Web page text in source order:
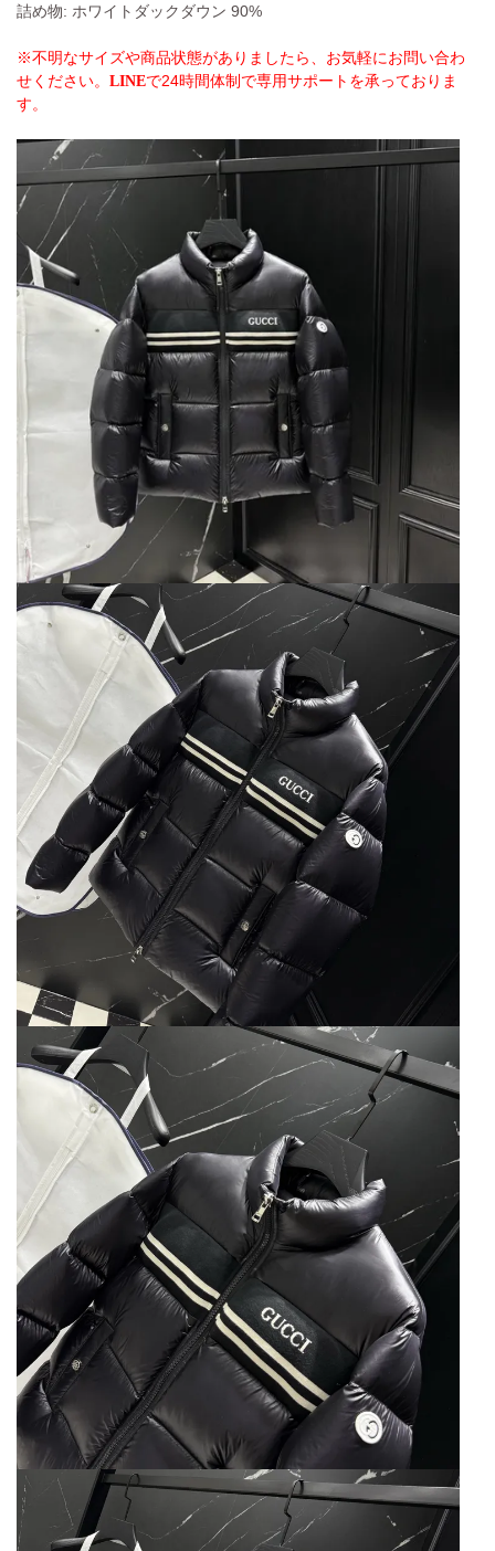
詰め物: ホワイトダックダウン 90%
※不明なサイズや商品状態がありましたら、お気軽にお問い合わ
せください。 LINEで24時間体制で専用サポートを承っておりま
す。